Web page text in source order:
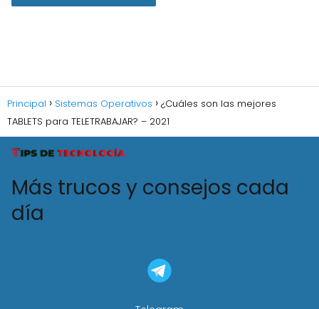
Principal Sistemas Operativos
¿Cuáles son las mejores
TABLETS para TELETRABAJAR? – 2021
Más trucos y consejos cada
día